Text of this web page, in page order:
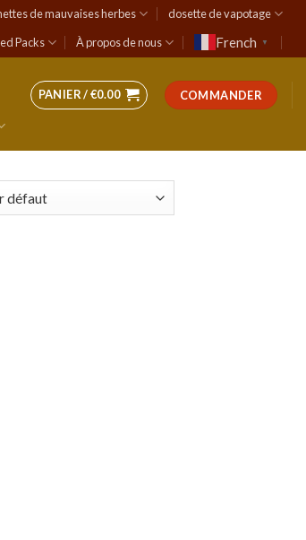
de mauvaises herbes
dosette de vapotage
Packs
À propos de nous French ▼
PANIER /€0.00 COMMANDER